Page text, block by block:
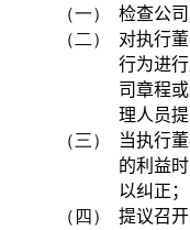
（一） 检查公司
（二）
对执行
行为进
司章程
理人员提
（三）
当执行
的利益
以纠正；
（四）
提议召